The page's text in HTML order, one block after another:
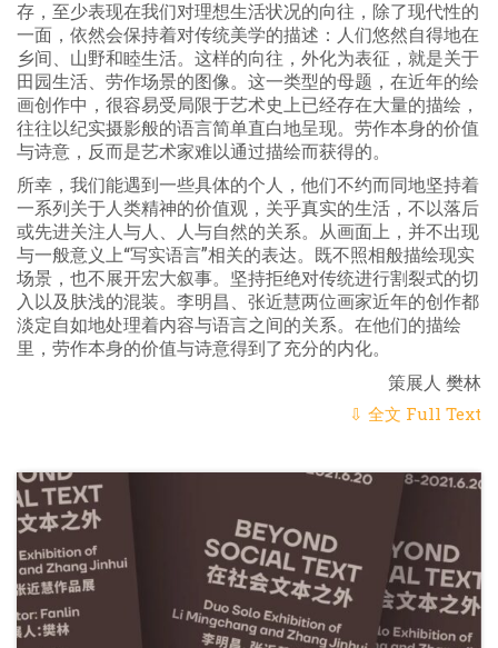
存，至少表现在我们对理想生活状况的向往，除了现代性的
一面，依然会保持着对传统美学的描述：人们悠然自得地在
乡间、山野和睦生活。这样的向往，外化为表征，就是关于
田园生活、劳作场景的图像。这一类型的母题，在近年的绘
画创作中，很容易受局限于艺术史上已经存在大量的描绘，
往往以纪实摄影般的语言简单直白地呈现。劳作本身的价值
与诗意，反而是艺术家难以通过描绘而获得的。
所幸，我们能遇到一些具体的个人，他们不约而同地坚持着
一系列关于人类精神的价值观，关乎真实的生活，不以落后
或先进关注人与人、人与自然的关系。从画面上，并不出现
与一般意义上“写实语言”相关的表达。既不照相般描绘现实
场景，也不展开宏大叙事。坚持拒绝对传统进行割裂式的切
入以及肤浅的混装。李明昌、张近慧两位画家近年的创作都
淡定自如地处理着内容与语言之间的关系。在他们的描绘
里，劳作本身的价值与诗意得到了充分的内化。
策展人 樊林
⇩ 全文 Full Text